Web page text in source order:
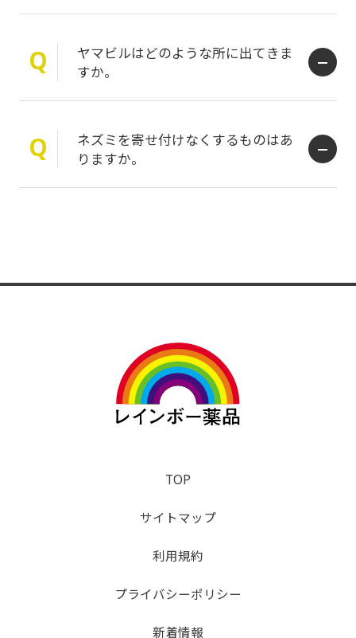
Q
ヤマビルはどのような所に出てきま
すか。
Q
ネズミを寄せ付けなくするものはあ
りますか。
TOP
サイトマップ
利用規約
プライバシーポリシー
新着情報